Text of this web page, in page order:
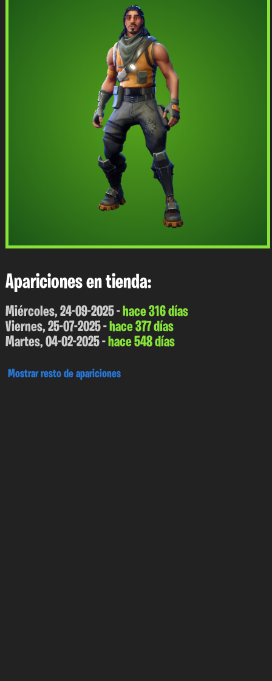
Apariciones en tienda:
Miércoles, 24-09-2025 -hace 316 días
Viernes, 25-07-2025 -hace 377 días
Martes, 04-02-2025 -hace 548 días
Mostrar resto de apariciones